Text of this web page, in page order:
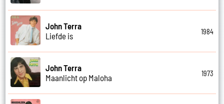
John Terra
Liefde is
1984
John Terra
Maanlicht op Maloha
1973